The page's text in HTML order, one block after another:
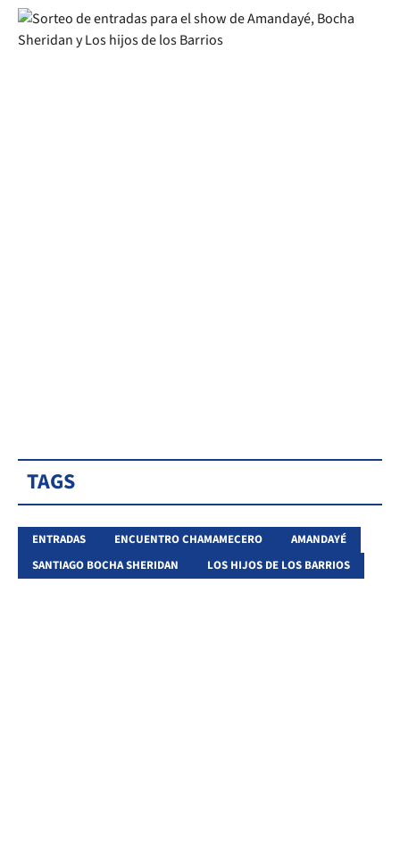
TAGS
ENTRADAS ENCUENTRO CHAMAMECERO
AMANDAYÉ
SANTIAGO BOCHA SHERIDAN
LOS HIJOS DE LOS BARRIOS